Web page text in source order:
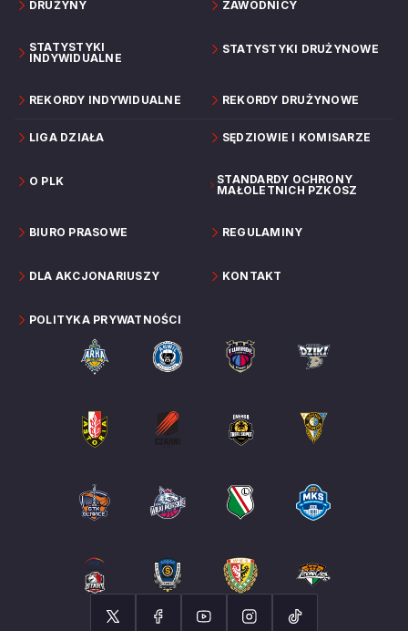
DRUŻYNY ZAWODNICY
STATYSTYKI
INDYWIDUALNE
STATYSTYKI DRUŻYNOWE
REKORDY INDYWIDUALNE REKORDY DRUŻYNOWE
LIGA DZIAŁA SĘDZIOWIE I KOMISARZE
O PLK
STANDARDY OCHRONY
MAŁOLETNICH PZKOSZ
BIURO PRASOWE REGULAMINY
DLA AKCJONARIUSZY KONTAKT
POLITYKA PRYWATNOŚCI